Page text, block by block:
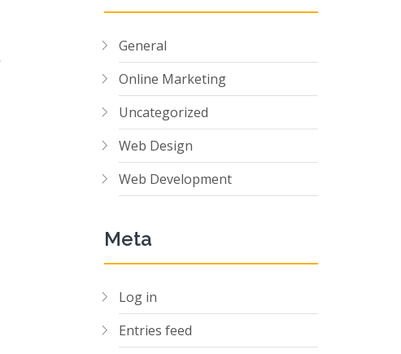
General
Online Marketing
Uncategorized
Web Design
Web Development
Meta
Log in
Entries feed